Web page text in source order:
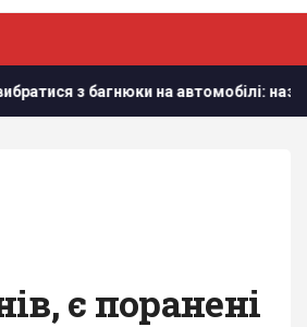
з багнюки на автомобілі: названо
є поранені